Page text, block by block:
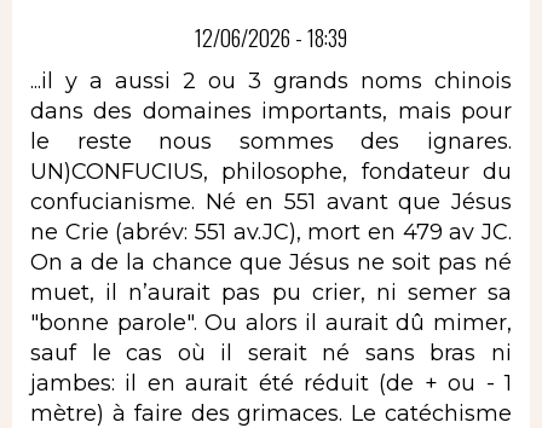
12/06/2026 - 18:39
...il y a aussi 2 ou 3 grands noms chinois
dans des domaines importants, mais pour
le reste nous sommes des ignares.
UN)CONFUCIUS, philosophe, fondateur du
confucianisme. Né en 551 avant que Jésus
ne Crie (abrév: 551 av.JC), mort en 479 av JC.
On a de la chance que Jésus ne soit pas né
muet, il n’aurait pas pu crier, ni semer sa
"bonne parole". Ou alors il aurait dû mimer,
sauf le cas où il serait né sans bras ni
jambes: il en aurait été réduit (de + ou - 1
mètre) à faire des grimaces. Le catéchisme